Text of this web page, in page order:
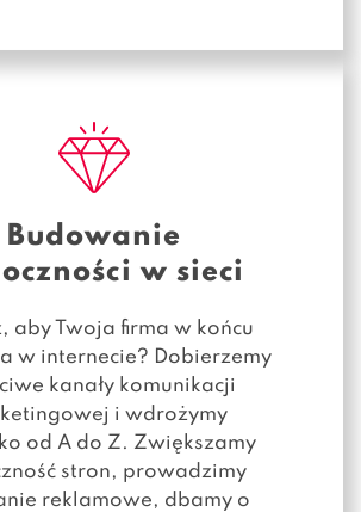
Budowanie
w sieci
aby Twoja firma w końcu
w internecie? Dobierzemy
kanały komunikacji
i wdrożymy
od A do Z. Zwiększamy
stron, prowadzimy
reklamowe, dbamy o